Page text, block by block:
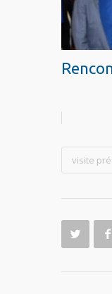
visite